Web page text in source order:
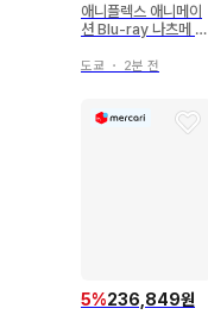
애니플렉스 애니메이
션 Blu-ray 나츠메 우
판 5
도쿄 ・ 2분 전
5%236,849원